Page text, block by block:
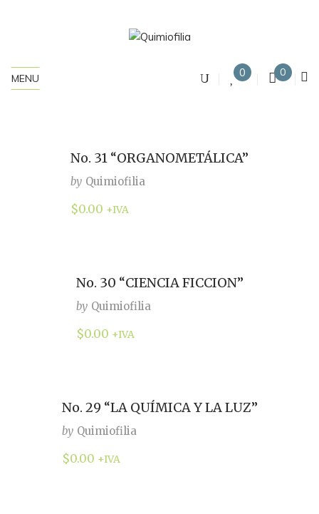
MENU 0 0
No. 31 “ORGANOMETÁLICA”
by Quimiofilia
$0.00 +IVA
No. 30 “CIENCIA FICCION”
by Quimiofilia
$0.00 +IVA
No. 29 “LA QUÍMICA Y LA LUZ”
by Quimiofilia
$0.00 +IVA